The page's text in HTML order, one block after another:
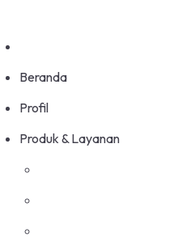
Beranda
Profil
Produk & Layanan